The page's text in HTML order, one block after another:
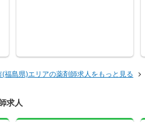
(福島県)エリアの薬剤師求人をもっと見る
求人